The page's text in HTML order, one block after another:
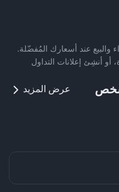
والبيع عند أسعارك المُفضّلة.
أو أنشِئ إعلانات التداول
عرض المزيد